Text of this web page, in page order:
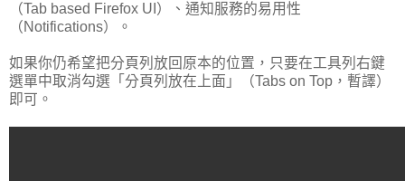
（Tab based Firefox UI）、通知服務的易用性
（Notifications）。
如果你仍希望把分頁列放回原本的位置，只要在工具列右鍵
選單中取消勾選「分頁列放在上面」（Tabs on Top，暫譯）
即可。